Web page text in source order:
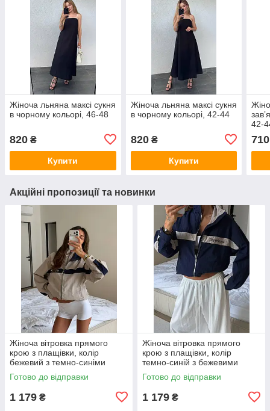
Жіноча льняна максі сукня
в чорному кольорі, 46-48
820 ₴
Купити
Жіноча льняна максі сукня
в чорному кольорі, 42-44
820₴
Купити
42-
710
Акційні пропозиції та новинки
Жіноча вітровка прямого
крою з плащівки, колір
бежевий з темно-синіми
вставками 42-46
Готово до відправки
1 179 ₴
Жіноча вітровка прямого
крою з плащівки, колір
темно-синій з бежевими
вставками 42-46
Готово до відправки
1 179 ₴